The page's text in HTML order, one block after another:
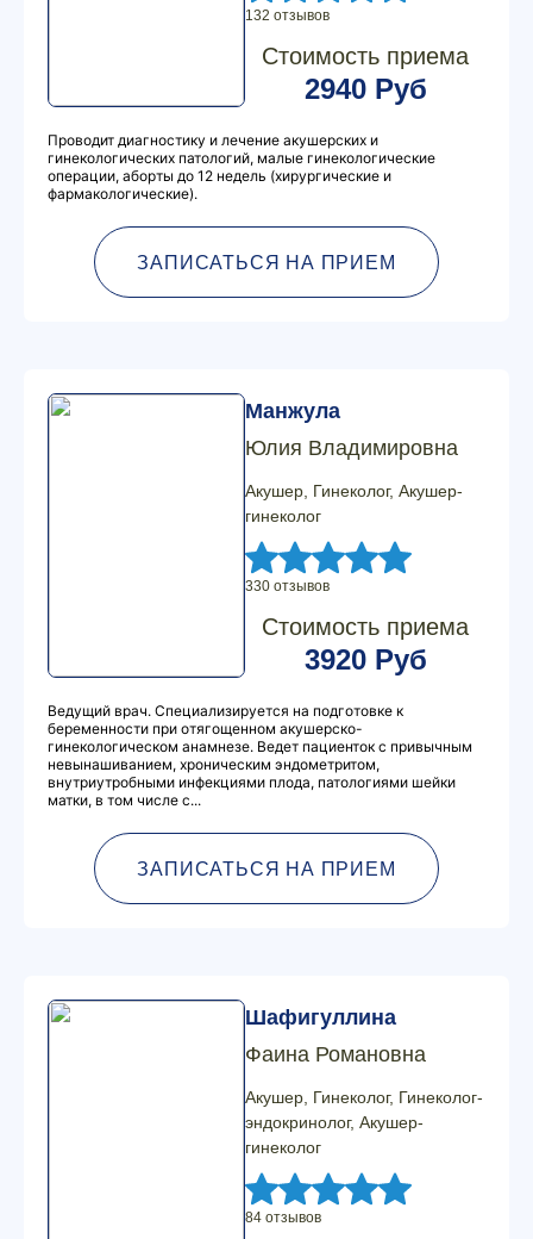
132 отзывов
Стоимость приема
2940 Руб
Проводит диагностику и лечение акушерских и
гинекологических патологий, малые гинекологические
операции, аборты до 12 недель (хирургические и
фармакологические).
ЗАПИСАТЬСЯ НА ПРИЕМ
Манжула
Юлия Владимировна
Акушер, Гинеколог, Акушер-
гинеколог
330 отзывов
Стоимость приема
3920 Руб
Ведущий врач. Специализируется на подготовке к
беременности при отягощенном акушерско-
гинекологическом анамнезе. Ведет пациенток с привычным
невынашиванием, хроническим эндометритом,
внутриутробными инфекциями плода, патологиями шейки
матки, в том числе с...
ЗАПИСАТЬСЯ НА ПРИЕМ
Шафигуллина
Фаина Романовна
Акушер, Гинеколог, Гинеколог-
эндокринолог, Акушер-
гинеколог
84 отзывов